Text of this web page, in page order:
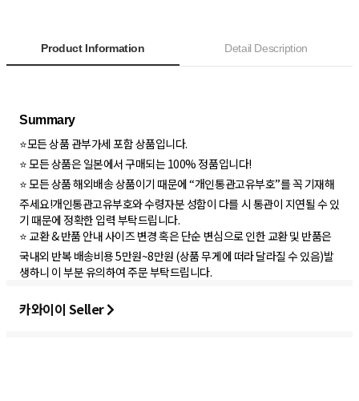
Product Information Detail Description
Summary
⭐모든 상품 관부가세 포함 상품입니다.
⭐ 모든 상품은 일본에서 구매되는 100% 정품입니다!
⭐ 모든 상품 해외배송 상품이기 때문에 “개인통관고유부호”를 꼭 기재해
주세요!개인통관고유부호와 수령자분 성함이 다를 시 통관이 지연될 수 있
기 때문에 정확한 입력 부탁드립니다.
⭐️ 교환 & 반품 안내 사이즈 변경 혹은 단순 변심으로 인한 교환 및 반품은
국내외 반복 배송비용 5만원~8만원 (상품 무게에 떠라 달라질 수 있음)발
카와이이 Seller